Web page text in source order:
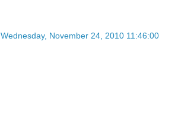
Wednesday, November 24, 2010 11:46:00